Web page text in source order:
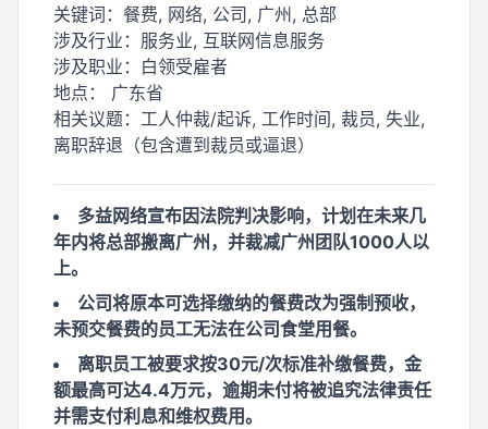
关键词： 餐费, 网络, 公司, 广州, 总部
涉及行业： 服务业, 互联网信息服务
涉及职业： 白领受雇者
地点： 广东省
相关议题： 工人仲裁/起诉, 工作时间, 裁员, 失业,
离职辞退（包含遭到裁员或逼退）
多益网络宣布因法院判决影响，计划在未来几
年内将总部搬离广州，并裁减广州团队1000人以
上。
公司将原本可选择缴纳的餐费改为强制预收，
未预交餐费的员工无法在公司食堂用餐。
离职员工被要求按30元/次标准补缴餐费，金
额最高可达4.4万元，逾期未付将被追究法律责任
并需支付利息和维权费用。